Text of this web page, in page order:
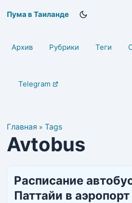
Пума в Таиланде
Архив Рубрики Теги
Telegram
Главная » Tags
Avtobus
Расписание
Паттайи в